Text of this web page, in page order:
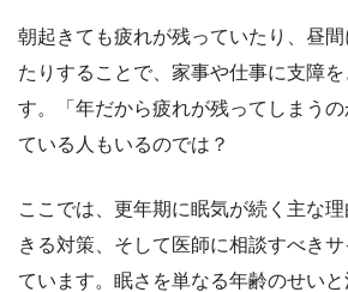
朝起きても疲れが残っていたり、昼
たりすることで、家事や仕事に支障
す。「年だから疲れが残ってしまう
ている人もいるのでは？
ここでは、更年期に眠気が続く主な
きる対策、そして医師に相談すべき
ています。眠さを単なる年齢のせい